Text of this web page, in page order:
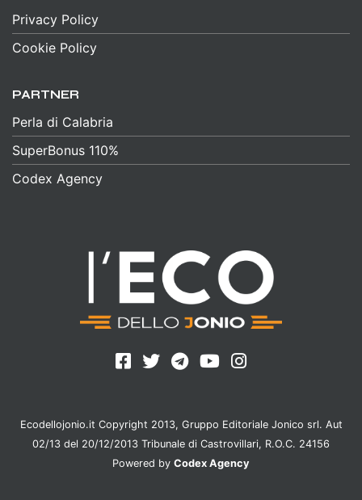
Privacy Policy
Cookie Policy
PARTNER
Perla di Calabria
SuperBonus 110%
Codex Agency
Ecodellojonio.it Copyright 2013, Gruppo Editoriale Jonico srl. Aut
02/13 del 20/12/2013 Tribunale di Castrovillari, R.O.C. 24156
Powered by Codex Agency